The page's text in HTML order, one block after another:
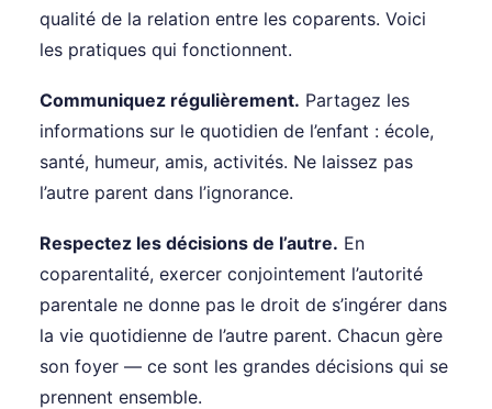
qualité de la relation entre les coparents. Voici
les pratiques qui fonctionnent.
Communiquez régulièrement. Partagez les
informations sur le quotidien de l’enfant : école,
santé, humeur, amis, activités. Ne laissez pas
l’autre parent dans l’ignorance.
Respectez les décisions de l’autre. En
coparentalité, exercer conjointement l’autorité
parentale ne donne pas le droit de s’ingérer dans
la vie quotidienne de l’autre parent. Chacun gère
son foyer — ce sont les grandes décisions qui se
prennent ensemble.